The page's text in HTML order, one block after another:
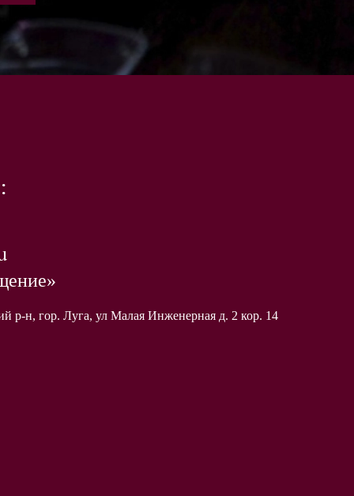
р-н, гор. Луга, ул Малая Инженерная д. 2 кор. 14